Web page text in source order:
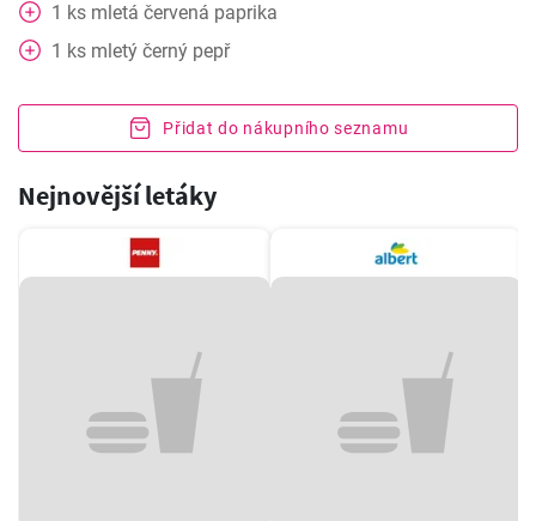
1 ks mletá červená paprika
1 ks mletý černý pepř
Přidat do nákupního seznamu
Nejnovější letáky